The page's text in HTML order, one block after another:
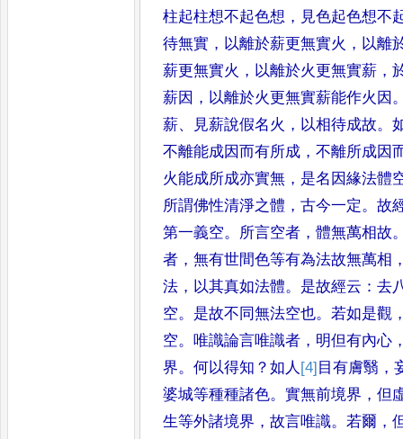
柱起柱想不起色想 ， 見色起色想不
待無實 ， 以離於薪更無實火 ， 以離
薪更無實火 ， 以離於火更無實薪 ，
薪因 ， 以離於火更無實薪能作火因
薪、 見薪說假名火 ， 以相待成故。
不離能成因而有所成 ，不離所成因
火能成所成亦實無 ， 是名因緣法體
所謂佛性清淨之體 ，古今一定。故
第一義空。 所言空者 ，體無萬相故
者 ，無有世間色等有為法故無萬相
法 ， 以其真如法體。 是故經云 ：去
空。 是故不同無法空也。若如是觀
空。唯識論言唯識者 ， 明但有內心
界。何以得知 ？如人 [4] 目有膚翳 ，
婆城等種種諸色。實無前境界 ，但
生等外諸境界 ，故言唯識。若爾 ，